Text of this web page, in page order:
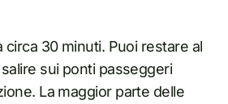
circa 30 minuti. Puoi restare al
sui ponti passeggeri
La maggior parte delle